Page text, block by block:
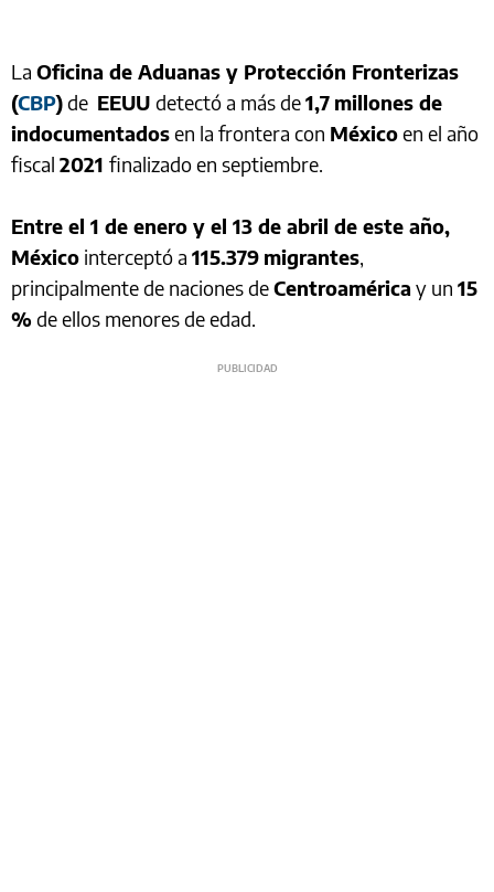
La Oficina de Aduanas y Protección Fronterizas
(CBP)de EEUU detectó a más de1,7 millones de
indocumentadosen la frontera con Méxicoen el año
fiscal 2021 finalizado en septiembre.
Entre el 1 de enero y el 13 de abril de este año,
México interceptó a 115.379 migrantes,
principalmente de naciones deCentroamérica y un 15
% de ellos menores de edad.